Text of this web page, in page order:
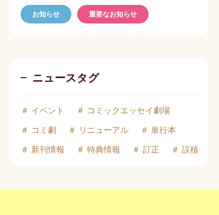
お知らせ 重要なお知らせ
ニュースタグ
イベント コミックエッセイ劇場
コミ劇 リニューアル 単行本
新刊情報 特典情報 訂正 誤植